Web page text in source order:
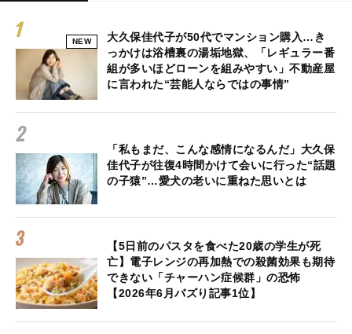
NEW
大久保佳代子が50代でマンション購入…き
っかけは浴槽裏の湯垢地獄、「レギュラー番
組が多いほどローンを組みやすい」不動産屋
に言われた“芸能人ならではの事情”
「私もまだ、こんな感情になるんだ」大久保
佳代子が往復4時間かけて会いに行った“話題
の子猿”…愛犬の老いに重ねた思いとは
【5日前のパスタを食べた20歳の学生が死
亡】電子レンジの再加熱での殺菌効果も期待
できない「チャーハン症候群」の恐怖
【2026年6月バズり記事1位】